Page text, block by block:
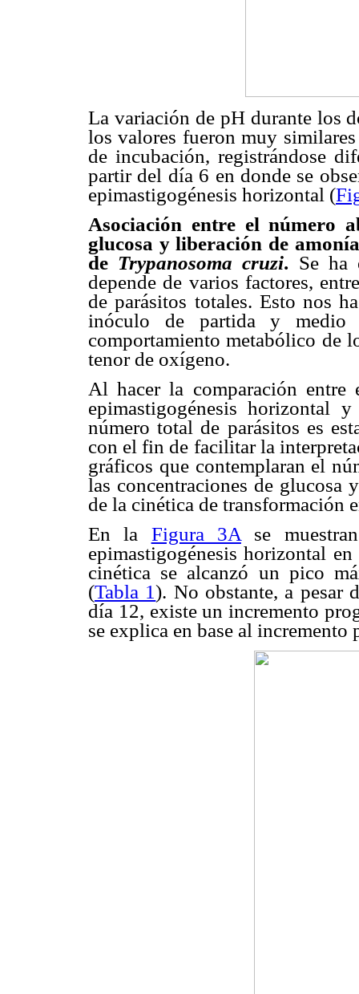
La variación de pH durante los
los valores fueron muy
de incubación, registrándose
partir del día 6 en donde se
epimastigogénesis horizontal (
Asociación entre el número
glucosa y liberación de
de Trypanosoma cruzi. Se ha
depende de varios factores,
de parásitos totales. Esto nos
inóculo de partida y medio
comportamiento metabólico de
tenor de oxígeno.
Al hacer la comparación
epimastigogénesis horizontal
número total de parásitos es
con el fin de facilitar la
gráficos que contemplaran el
las concentraciones de glucosa
de la cinética de transformación
En la Figura 3A se
epimastigogénesis horizontal
cinética se alcanzó un pico
(Tabla 1). No obstante, a pesar
día 12, existe un incremento
se explica en base al incremento